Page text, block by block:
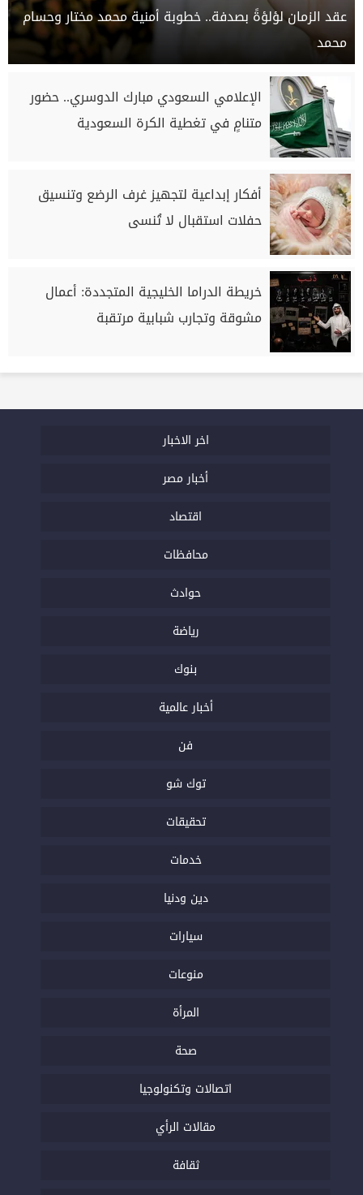
عقد الزمان لؤلؤةً بصدفة.. خطوبة أمنية محمد مختار وحسام
محمد
الإعلامي السعودي مبارك الدوسري.. حضور
متنامٍ في تغطية الكرة السعودية
أفكار إبداعية لتجهيز غرف الرضع وتنسيق
حفلات استقبال لا تُنسى
خريطة الدراما الخليجية المتجددة: أعمال
مشوقة وتجارب شبابية مرتقبة
اخر الاخبار
أخبار مصر
اقتصاد
محافظات
حوادث
رياضة
بنوك
أخبار عالمية
فن
توك شو
تحقيقات
خدمات
دين ودنيا
سيارات
منوعات
المرأة
صحة
اتصالات وتكنولوجيا
مقالات الرأي
ثقافة